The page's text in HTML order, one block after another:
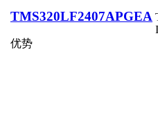
TMS320LF2407APGEA
优势